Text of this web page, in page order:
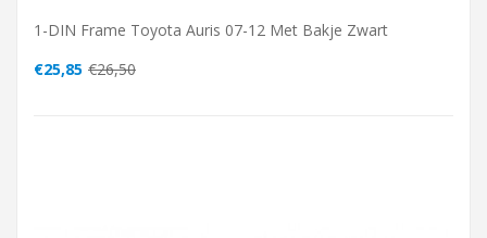
1-DIN Frame Toyota Auris 07-12 Met Bakje Zwart
€25,85 €26,50